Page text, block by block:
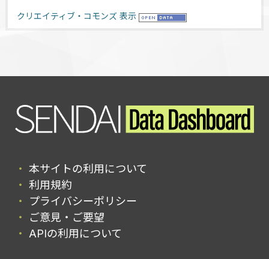
クリエイティブ・コモンズ 表示
本サイトの利用について
利用規約
プライバシーポリシー
ご意見・ご要望
APIの利用について